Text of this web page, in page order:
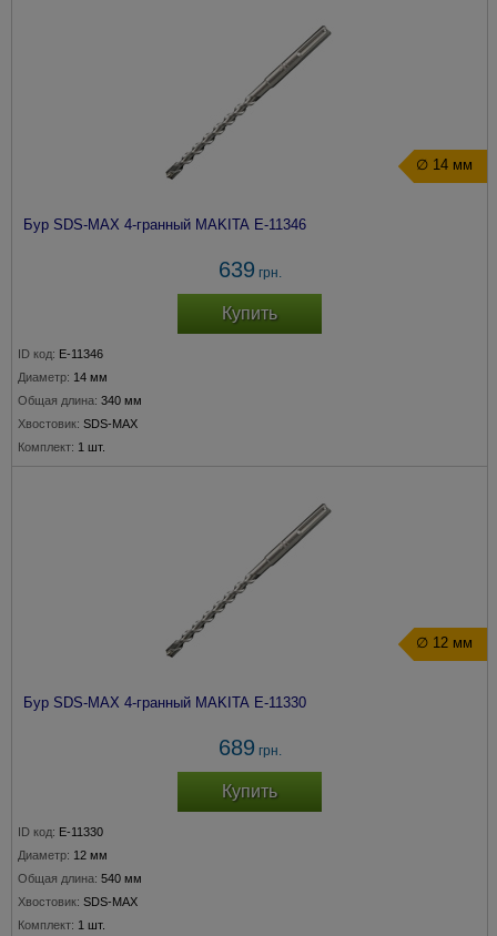
∅ 14 мм
Бур SDS-MAX 4-гранный MAKITA E-11346
639 грн.
Купить
ID код: E-11346
Диаметр: 14 мм
Общая длина: 340 мм
Хвостовик: SDS-MAX
Комплект: 1 шт.
∅ 12 мм
Бур SDS-MAX 4-гранный MAKITA E-11330
689 грн.
Купить
ID код: E-11330
Диаметр: 12 мм
Общая длина: 540 мм
Хвостовик: SDS-MAX
Комплект: 1 шт.